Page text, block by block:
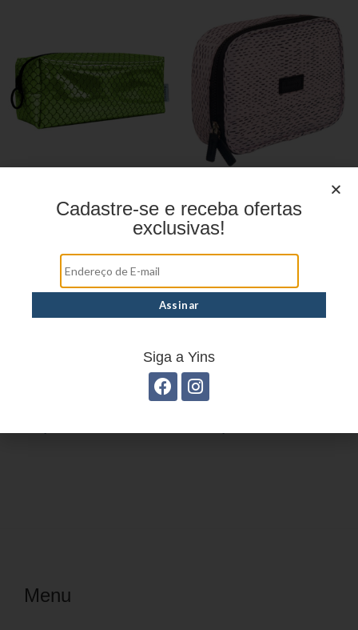
Estojo Juvenil YS41029
Menu
Cadastre-se e receba ofertas
exclusivas!
Siga a Yins